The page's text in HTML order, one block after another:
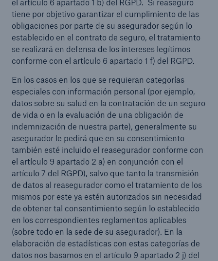
el artículo 6 apartado 1 b) del RGPD. Si reaseguro
tiene por objetivo garantizar el cumplimiento de las
obligaciones por parte de su asegurador según lo
establecido en el contrato de seguro, el tratamiento
se realizará en defensa de los intereses legítimos
conforme con el artículo 6 apartado 1 f) del RGPD.
En los casos en los que se requieran categorías
especiales con información personal (por ejemplo,
datos sobre su salud en la contratación de un seguro
de vida o en la evaluación de una obligación de
indemnización de nuestra parte), generalmente su
asegurador le pedirá que en su consentimiento
también esté incluido el reasegurador conforme con
el artículo 9 apartado 2 a) en conjunción con el
artículo 7 del RGPD), salvo que tanto la transmisión
de datos al reasegurador como el tratamiento de los
mismos por este ya estén autorizados sin necesidad
de obtener tal consentimiento según lo establecido
en los correspondientes reglamentos aplicables
(sobre todo en la sede de su asegurador). En la
elaboración de estadísticas con estas categorías de
datos nos basamos en el artículo 9 apartado 2 j) del